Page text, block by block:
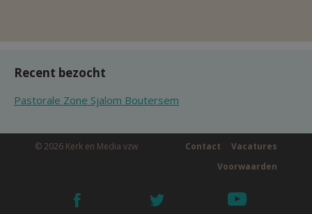
Recent bezocht
Pastorale Zone Sjalom Boutersem
© 2026 Kerk en Media vzw Vacatures
Contact
Voorwaarden